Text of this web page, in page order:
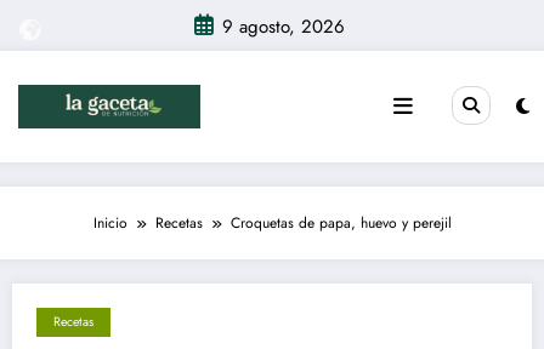
contenido
9 agosto, 2026
Inicio Recetas Croquetas de papa, huevo y perejil
Recetas